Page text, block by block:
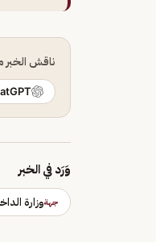
ناقش الخبر
وَرَد في الخبر
جهةوزارة